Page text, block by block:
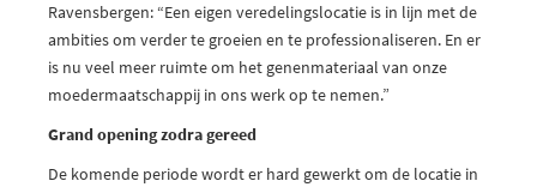
Ravensbergen: “Een eigen veredelingslocatie is in lijn met de
ambities om verder te groeien en te professionaliseren. En er
is nu veel meer ruimte om het genenmateriaal van onze
moedermaatschappij in ons werk op te nemen.”
Grand opening zodra gereed
De komende periode wordt er hard gewerkt om de locatie in